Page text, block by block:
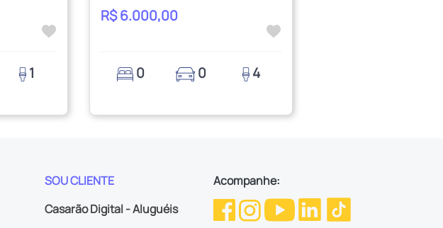
1
R$ 6.000,00
0 0 4
SOU CLIENTE
Casarão Digital - Aluguéis
Acompanhe: